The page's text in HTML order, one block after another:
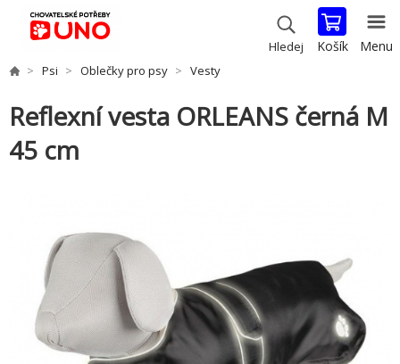
Hledej Košík Menu
Psi Oblečky pro psy Vesty
Reflexní vesta ORLEANS černá M
45 cm